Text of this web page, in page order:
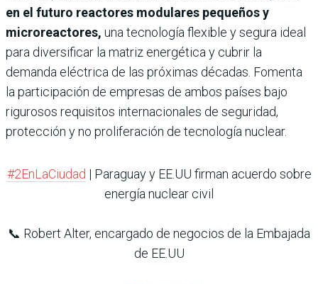
en el futuro reactores modulares pequeños y
microreactores, una tecnología flexible y segura ideal
para diversificar la matriz energética y cubrir la
demanda eléctrica de las próximas décadas. Fomenta
la participación de empresas de ambos países bajo
rigurosos requisitos internacionales de seguridad,
protección y no proliferación de tecnología nuclear.
#2EnLaCiudad | Paraguay y EE.UU firman acuerdo sobre
energía nuclear civil
📞 Robert Alter, encargado de negocios de la Embajada
de EE.UU